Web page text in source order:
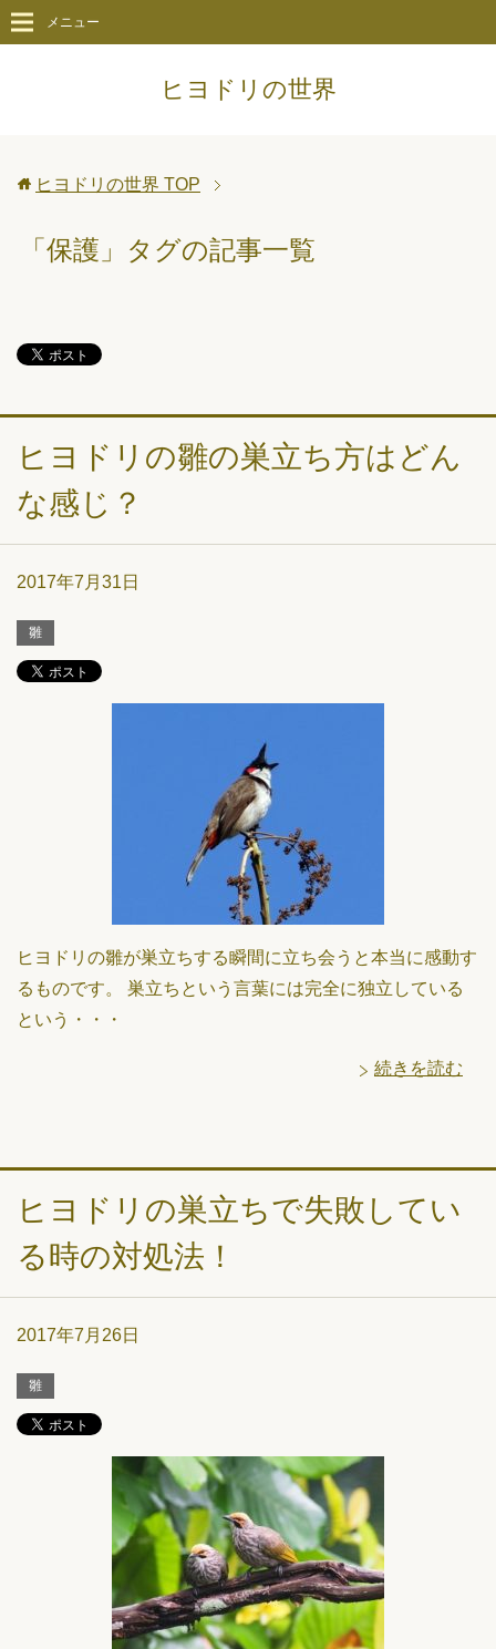
ヒヨドリの世界
メニュー
ヒヨドリの世界 TOP
「保護」タグの記事一覧
ヒヨドリの雛の巣立ち方はどん
な感じ？
2017年7月31日
雛
ヒヨドリの雛が巣立ちする瞬間に立ち会うと本当に感動す
るものです。 巣立ちという言葉には完全に独立している
という・・・
続きを読む
ヒヨドリの巣立ちで失敗してい
る時の対処法！
2017年7月26日
雛